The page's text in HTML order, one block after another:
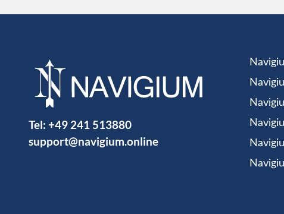
Tel: +49 241 513880
support@navigium.online